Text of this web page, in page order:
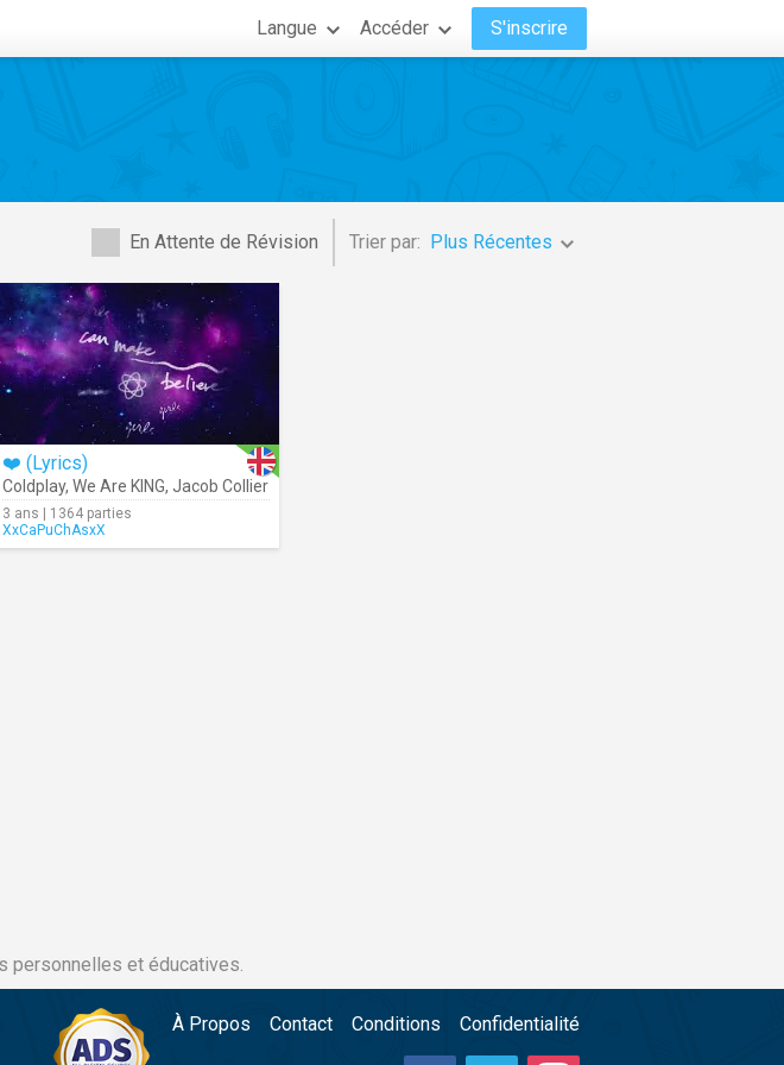
Langue Accéder S'inscrire
En Attente de Révision Trier par: Plus Récentes
❤️ (Lyrics)
Coldplay, We Are KING, Jacob Collier
3 ans | 1364 parties
XxCaPuChAsxX
personnelles et éducatives.
À Propos Contact Conditions Confidentialité